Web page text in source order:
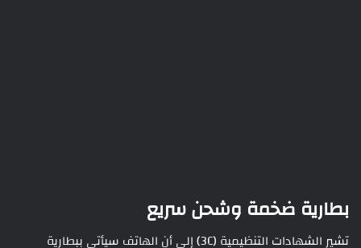
بطارية ضخمة وشحن سريع
تشير الشهادات التنظيمية (3C) إلى أن الهاتف سيأتي ببطارية